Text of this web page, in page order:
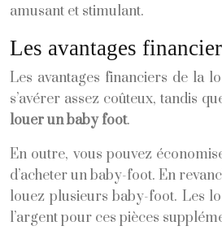
amusant et stimulant.
Les avantages
Les avantages financiers de la
s’avérer assez coûteux, tandis
louer un baby foot.
En outre, vous pouvez
d’acheter un baby-foot. En
louez plusieurs baby-foot. Les
l’argent pour ces pièces